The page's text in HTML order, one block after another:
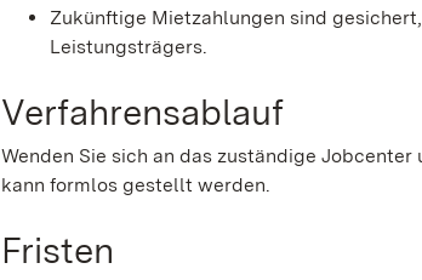
Zukünftige Mietzahlungen sind
Leistungsträgers.
Verfahrensablauf
Wenden Sie sich an das zuständige
kann formlos gestellt werden.
Fristen